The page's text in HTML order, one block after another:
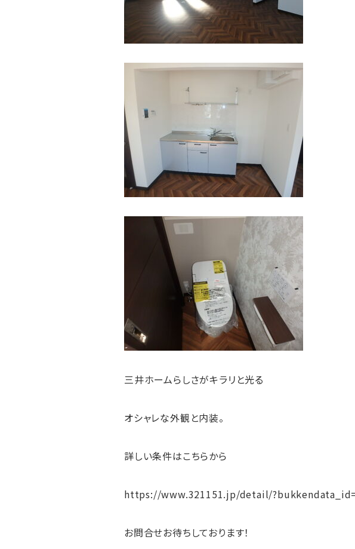
三井ホームらしさがキラリと光る
オシャレな外観と内装。
詳しい条件はこちらから
https://www.321151.jp/detail/
お問合せお待ちしております！